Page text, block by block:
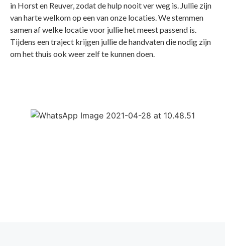
in Horst en Reuver, zodat de hulp nooit ver weg is. Jullie zijn
van harte welkom op een van onze locaties. We stemmen
samen af welke locatie voor jullie het meest passend is.
Tijdens een traject krijgen jullie de handvaten die nodig zijn
om het thuis ook weer zelf te kunnen doen.